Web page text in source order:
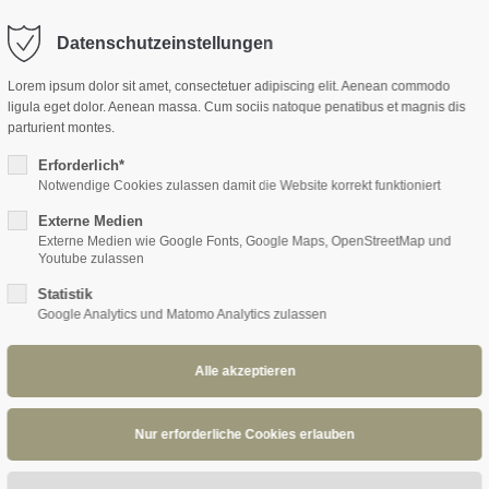
PLAYLIST MEDIA BAND
Datenschutzeinstellungen
Lorem ipsum dolor sit amet, consectetuer adipiscing elit. Aenean commodo
ligula eget dolor. Aenean massa. Cum sociis natoque penatibus et magnis dis
parturient montes.
Erforderlich*
Notwendige Cookies zulassen damit die Website korrekt funktioniert
Externe Medien
Externe Medien wie Google Fonts, Google Maps, OpenStreetMap und
Youtube zulassen
Statistik
Google Analytics und Matomo Analytics zulassen